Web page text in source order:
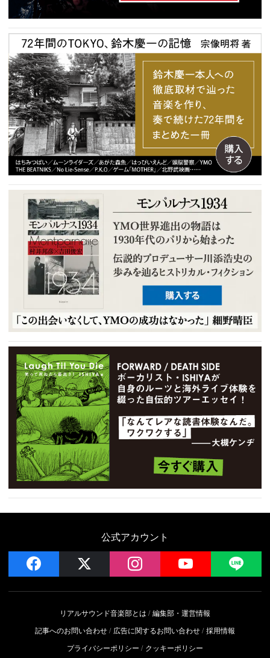
公式アカウント
facebook instagram YouTube
リアルサウンド音楽部とは
編集部・運営情報
記事へのお問い合わせ
広告に関するお問い合わせ 採用情報
プライバシーポリシー
クッキーポリシー